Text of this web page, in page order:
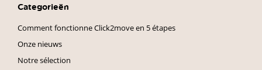
Categorieën
Comment fonctionne Click2move en 5 étapes
Onze nieuws
Notre sélection